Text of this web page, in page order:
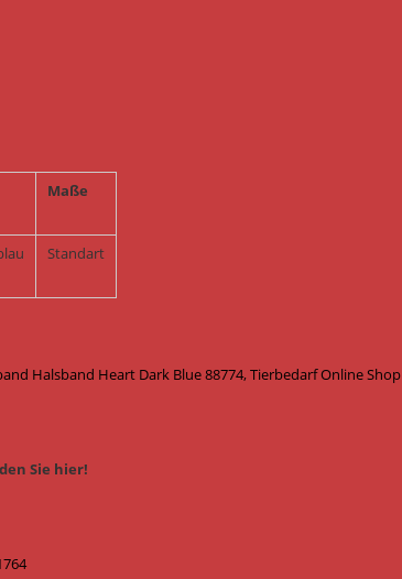
Maße
Standart
Halsband Heart Dark Blue 88774, Tierbedarf Online Shop
Sie hier!